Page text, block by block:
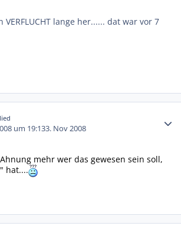
VERFLUCHT lange her...... dat war vor 7
um 19:133. Nov 2008
mehr wer das gewesen sein soll,
hat....